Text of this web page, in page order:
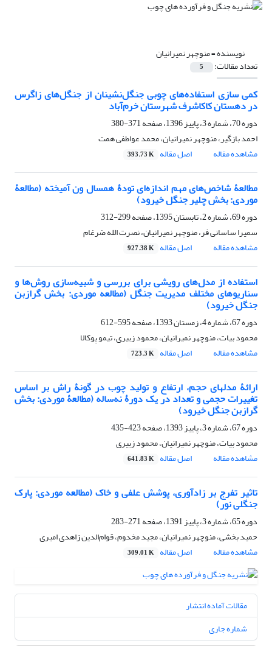
نویسنده =منوچهر نمیرانیان
تعداد مقالات: 5
کمی سازی استفاده‌های چوبی جنگل‌نشینان از جنگل‌های زاگرس
در دهستان کاکاشرف شهرستان خرم‌آباد
دوره 70، شماره 3، پاییز 1396، صفحه
371-380
احمد بازگیر، منوچهر نمیرانیان، محمد عواطفی همت
مشاهده مقاله
اصل مقاله 393.73 K
مطالعۀ شاخص‌های مهم اندازه‌ای تودۀ همسال ون آمیخته (مطالعۀ
موردی: بخش چلیر جنگل خیرود)
دوره 69، شماره 2، تابستان 1395، صفحه
299-312
سمیرا ساسانی فر، منوچهر نمیرانیان، نصرت الله ضرغام
مشاهده مقاله
اصل مقاله 927.38 K
استفاده از مدل‌های رویشی برای بررسی و شبیه‌سازی روش‌ها و
سناریوهای مختلف مدیریت جنگل (مطالعه موردی: بخش گرازبن
جنگل خیرود)
دوره 67، شماره 4، زمستان 1393، صفحه
595-612
محمود بیات، منوچهر نمیرانیان، محمود زبیری، تیمو پوکالا
مشاهده مقاله
اصل مقاله 723.3 K
ارائۀ مدل‏های حجم، ارتفاع و تولید چوب در گونۀ راش بر اساس
تغییرات حجمی و تعداد در یک دورۀ نه‌ساله (مطالعۀ موردی: بخش
گرازبن جنگل خیرود)
دوره 67، شماره 3، پاییز 1393، صفحه
423-435
محمود بیات، منوچهر نمیرانیان، محمود زبیری
مشاهده مقاله
اصل مقاله 641.83 K
تاثیر تفرج بر زادآوری، پوشش علفی و خاک (مطالعه موردی: پارک
جنگلی نور)
دوره 65، شماره 3، پاییز 1391، صفحه
271-283
حمید بخشی، منوچهر نمیرانیان، مجید مخدوم، قوام‌الدین زاهدی امیری
مشاهده مقاله
اصل مقاله 309.01 K
مقالات آماده انتشار
شماره جاری